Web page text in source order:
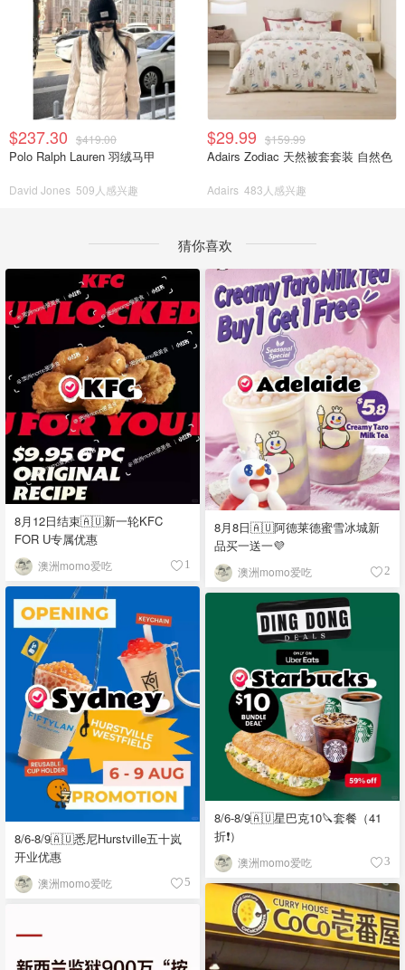
$237.30 $419.00
Polo Ralph Lauren 羽绒马甲
David Jones 509人感兴趣
$29.99 $159.99
Adairs Zodiac 天然被套套装 自然色
Adairs 483人感兴趣
猜你喜欢
8月12日结束🇦🇺新一轮KFC
FOR U专属优惠
澳洲momo爱吃 1
8月8日🇦🇺阿德莱德蜜雪冰城新
品买一送一💜
澳洲momo爱吃 2
8/6-8/9🇦🇺悉尼Hurstville五十岚
开业优惠
澳洲momo爱吃 5
8/6-8/9🇦🇺星巴克10🔪套餐（41
折❗）
澳洲momo爱吃 3